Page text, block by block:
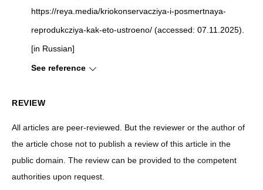
https://reya.media/kriokonservacziya-i-posmertnaya-
reprodukcziya-kak-eto-ustroeno/ (accessed: 07.11.2025).
[in Russian]
See reference
REVIEW
All articles are peer-reviewed. But the reviewer or the author of
the article chose not to publish a review of this article in the
public domain. The review can be provided to the competent
authorities upon request.